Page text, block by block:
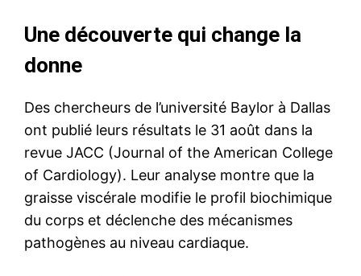
Une découverte qui change la
donne
Des chercheurs de l’université Baylor à Dallas
ont publié leurs résultats le 31 août dans la
revue JACC (Journal of the American College
of Cardiology). Leur analyse montre que la
graisse viscérale modifie le profil biochimique
du corps et déclenche des mécanismes
pathogènes au niveau cardiaque.